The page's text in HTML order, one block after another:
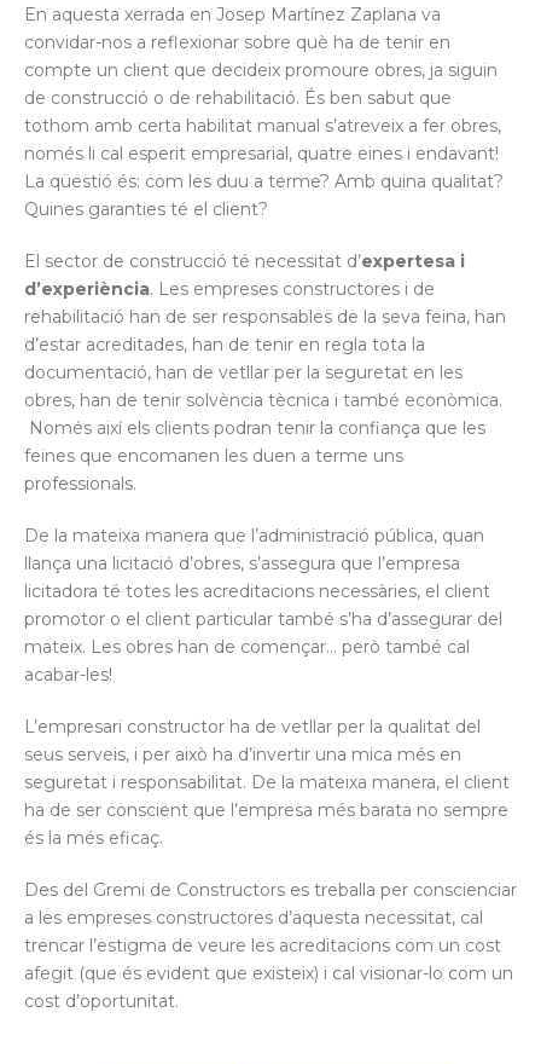
En aquesta xerrada en Josep Martínez Zaplana va
convidar-nos a reflexionar sobre què ha de tenir en
compte un client que decideix promoure obres, ja siguin
de construcció o de rehabilitació. És ben sabut que
tothom amb certa habilitat manual s’atreveix a fer obres,
només li cal esperit empresarial, quatre eines i endavant!
La qüestió és: com les duu a terme? Amb quina qualitat?
Quines garanties té el client?
El sector de construcció té necessitat d’expertesa i
d’experiència. Les empreses constructores i de
rehabilitació han de ser responsables de la seva feina, han
d’estar acreditades, han de tenir en regla tota la
documentació, han de vetllar per la seguretat en les
obres, han de tenir solvència tècnica i també econòmica.
Només així els clients podran tenir la confiança que les
feines que encomanen les duen a terme uns
professionals.
De la mateixa manera que l’administració pública, quan
llança una licitació d’obres, s’assegura que l’empresa
licitadora té totes les acreditacions necessàries, el client
promotor o el client particular també s’ha d’assegurar del
mateix. Les obres han de començar… però també cal
acabar-les!
L’empresari constructor ha de vetllar per la qualitat del
seus serveis, i per això ha d’invertir una mica més en
seguretat i responsabilitat. De la mateixa manera, el client
ha de ser conscient que l’empresa més barata no sempre
és la més eficaç.
Des del Gremi de Constructors es treballa per conscienciar
a les empreses constructores d’aquesta necessitat, cal
trencar l’estigma de veure les acreditacions com un cost
afegit (que és evident que existeix) i cal visionar-lo com un
cost d’oportunitat.